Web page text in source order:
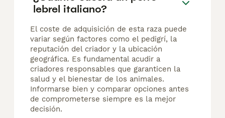
lebrel italiano?
El coste de adquisición de esta raza puede
variar según factores como el pedigrí, la
reputación del criador y la ubicación
geográfica. Es fundamental acudir a
criadores responsables que garanticen la
salud y el bienestar de los animales.
Informarse bien y comparar opciones antes
de comprometerse siempre es la mejor
decisión.